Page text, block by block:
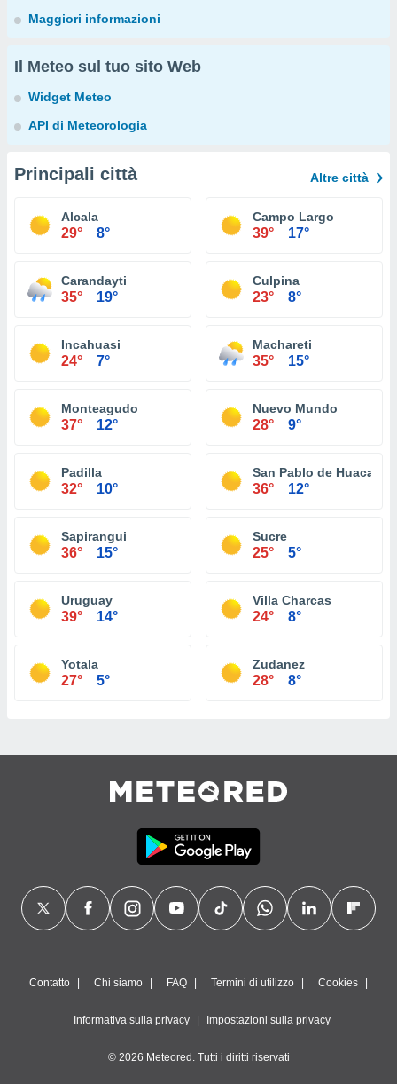
Maggiori informazioni
Il Meteo sul tuo sito Web
Widget Meteo
API di Meteorologia
Principali città Altre città
Alcala
29° 8°
Campo Largo
39° 17°
Carandayti
35° 19°
Culpina
23° 8°
Incahuasi
24° 7°
Machareti
35° 15°
Monteagudo
37° 12°
Nuevo Mundo
28° 9°
Padilla
32° 10°
San Pablo de Huacareta
36° 12°
Sapirangui
36° 15°
Sucre
25° 5°
Uruguay
39° 14°
Villa Charcas
24° 8°
Yotala
27° 5°
Zudanez
28° 8°
Contatto Chi siamo FAQ Termini di utilizzo Cookies
Informativa sulla privacy Impostazioni sulla privacy
© 2026 Meteored. Tutti i diritti riservati